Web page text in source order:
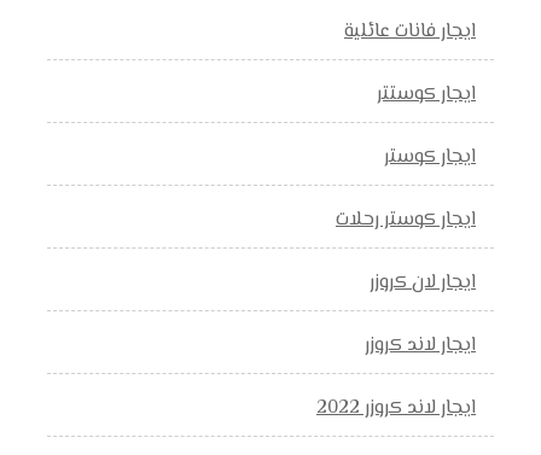
ايجار فانات عائلية
ايجار كوستتر
ايجار كوستر
ايجار كوستر رحلات
ايجار لان كروزر
ايجار لاند كروزر
ايجار لاند كروزر 2022